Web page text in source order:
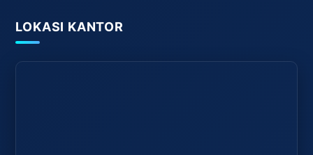
LOKASI KANTOR